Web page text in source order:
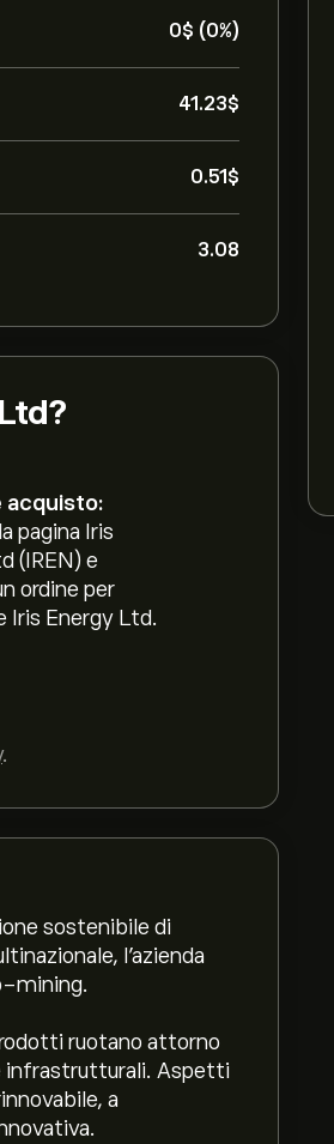
0‎$‎ (0%)
41.23‎$‎
0.51‎$‎
3.08
acquisto:
pagina Iris
(IREN) e
ordine per
Iris Energy Ltd.
.
sostenibile di
l'azienda
mining.
ruotano attorno
infrastrutturali. Aspetti
a